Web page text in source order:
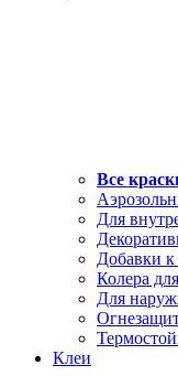
Все
Для
Добавки к
Колера
Для
Клеи